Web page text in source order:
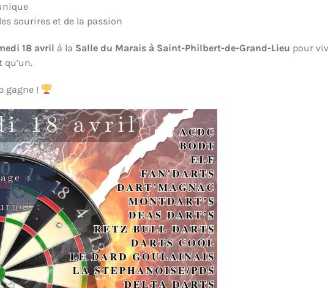
sourires et de la passion
18 avril à la Salle du Marais à Saint-Philbert-de-Grand-Lieu pour
gagne !